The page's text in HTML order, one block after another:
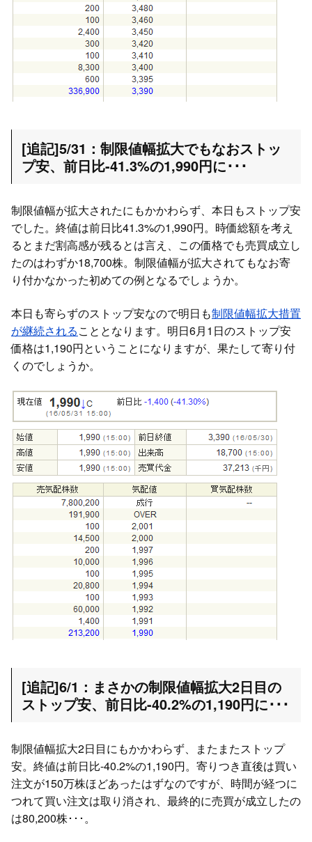
[追記]5/31：制限値幅拡大でもなおストッ
プ安、前日比-41.3%の1,990円に･･･
制限値幅が拡大されたにもかかわらず、本日もストップ安
でした。終値は前日比41.3%の1,990円。時価総額を考え
るとまだ割高感が残るとは言え、この価格でも売買成立し
たのはわずか18,700株。制限値幅が拡大されてもなお寄
り付かなかった初めての例となるでしょうか。
本日も寄らずのストップ安なので明日も制限値幅拡大措置
が継続されることとなります。明日6月1日のストップ安
価格は1,190円ということになりますが、果たして寄り付
くのでしょうか。
[追記]6/1：まさかの制限値幅拡大2日目の
ストップ安、前日比-40.2%の1,190円に･･･
制限値幅拡大2日目にもかかわらず、またまたストップ
安。終値は前日比-40.2%の1,190円。寄りつき直後は買い
注文が150万株ほどあったはずなのですが、時間が経つに
つれて買い注文は取り消され、最終的に売買が成立したの
は80,200株･･･。